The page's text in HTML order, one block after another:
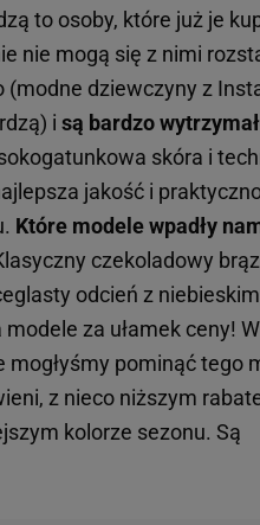
to osoby, które już je
nie mogą się z nimi
(modne dziewczyny z
i są bardzo
skóra i
jakość i
Które modele wpadły
czekoladowy
odcień z niebieskim
za ułamek ceny!
mogłyśmy pominąć tego
z nieco niższym
kolorze sezonu. Są